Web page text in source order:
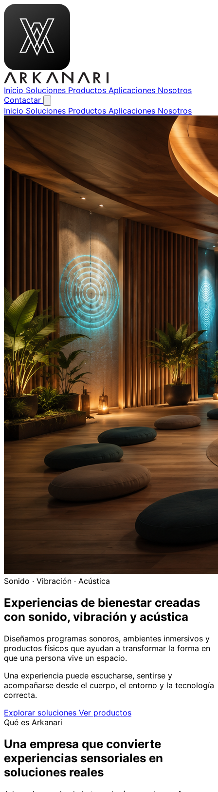
Inicio Soluciones Productos Aplicaciones Nosotros
Contactar
Inicio Soluciones Productos Aplicaciones Nosotros
Sonido · Vibración · Acústica
Experiencias de bienestar creadas
con sonido, vibración y acústica
Diseñamos programas sonoros, ambientes inmersivos y
productos físicos que ayudan a transformar la forma en
que una persona vive un espacio.
Una experiencia puede escucharse, sentirse y
acompañarse desde el cuerpo, el entorno y la tecnología
correcta.
Explorar soluciones Ver productos
Qué es Arkanari
Una empresa que convierte
experiencias sensoriales en
soluciones reales